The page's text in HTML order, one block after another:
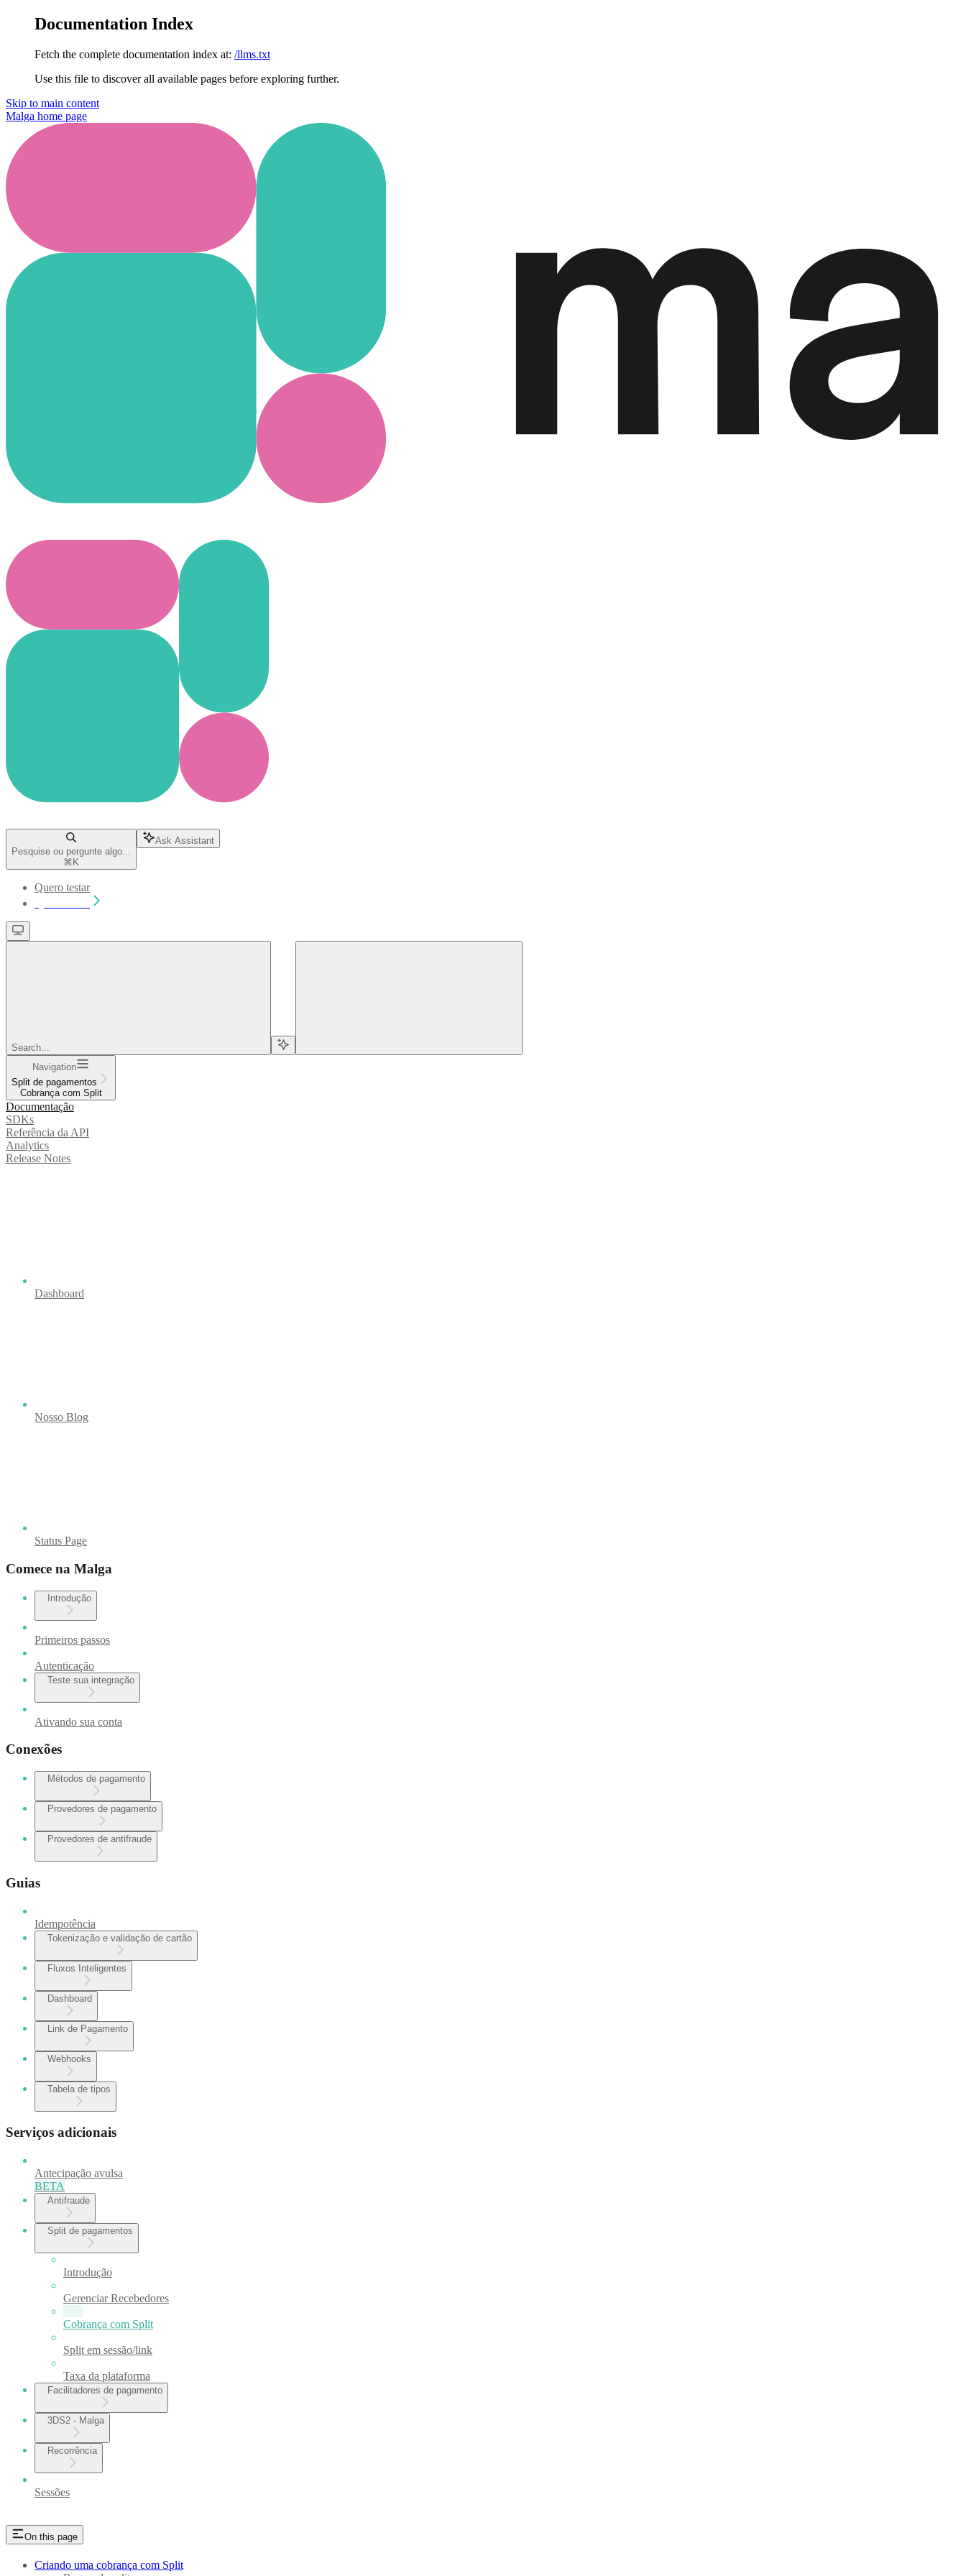
Documentation Index
Fetch the complete documentation index at: /llms.txt
Use this file to discover all available pages before exploring further.
Skip to main content
Malga home page
Pesquise ou pergunte algo...
⌘ K
Ask Assistant
Quero testar
Search...
Navigation
Split de pagamentos
Cobrança com Split
Documentação
SDKs
Referência da API
Analytics
Release Notes
Dashboard
Nosso Blog
Status Page
Comece na Malga
Introdução
Primeiros passos
Autenticação
Teste sua integração
Ativando sua conta
Conexões
Métodos de pagamento
Provedores de pagamento
Provedores de antifraude
Guias
Idempotência
Tokenização e validação de cartão
Fluxos Inteligentes
Dashboard
Link de Pagamento
Webhooks
Tabela de tipos
Serviços adicionais
Antecipação avulsa
BETA
Antifraude
Split de pagamentos
Introdução
Gerenciar Recebedores
Cobrança com Split
Split em sessão/link
Taxa da plataforma
Facilitadores de pagamento
3DS2 - Malga
Recorrência
Sessões
On this page
Criando uma cobrança com Split